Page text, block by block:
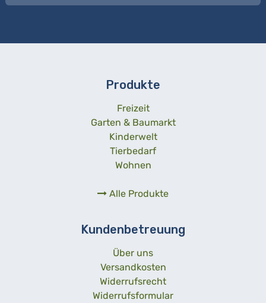
Produkte
Freizeit
Garten & Baumarkt
Kinderwelt
Tierbedarf
Wohnen
Alle Produkte
Kundenbetreuung
Über uns
Versandkosten
Widerrufsrecht
Widerrufsformular